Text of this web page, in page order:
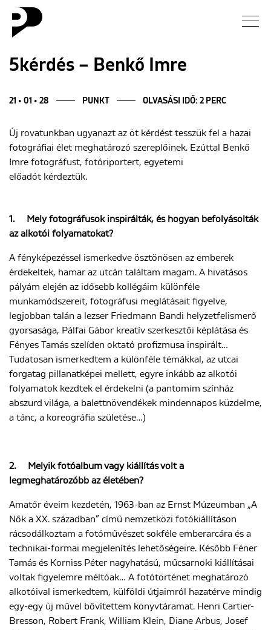
Hírek
Rólunk
ENGLISH
5kérdés – Benkő Imre
21 • 01 • 28 PUNKT OLVASÁSI IDŐ: 2 PERC
Új rovatunkban ugyanazt az öt kérdést tesszük fel a hazai
fotográfiai élet meghatározó szereplőinek. Ezúttal Benkő
Imre fotográfust, fotóriportert, egyetemi
előadót kérdeztük.
1.
Mely fotográfusok inspirálták, és hogyan befolyásolták
az alkotói folyamatokat?
A fényképezéssel ismerkedve ösztönösen az emberek
érdekeltek, hamar az utcán találtam magam. A hivatásos
pályám elején az idősebb kollégáim különféle
munkamódszereit, fotográfusi meglátásait figyelve,
legjobban talán a lezser Friedmann Bandi helyzetfelismerő
gyorsasága, Pálfai Gábor kreatív szerkesztői képlátása és
Fényes Tamás szelíden oktató profizmusa inspirált…
Tudatosan ismerkedtem a különféle témákkal, az utcai
forgatag pillanatképei mellett, egyre inkább az alkotói
folyamatok kezdtek el érdekelni (a pantomim színház
abszurd világa, a balettnövendékek mindennapos küzdelme,
a tánc, a koreográfia születése…)
2.
Melyik fotóalbum vagy kiállítás volt a
legmeghatározóbb az életében?
Amatőr éveim kezdetén, 1963-ban az Ernst Múzeumban „A
Nők a XX. században” című nemzetközi fotókiállításon
rácsodálkoztam a fotóművészet sokféle emberarcára és a
technikai-formai megjelenítés lehetőségeire. Később Féner
Tamás és Korniss Péter nagyhatású, műcsarnoki kiállításai
voltak figyelemre méltóak… A fotótörténet meghatározó
alkotóival ismerkedtem, külföldi útjaimról hazatérve mindig
egy-egy új művel bővítettem könyvtáramat. Henri Cartier-
Bresson, Robert Frank, William Klein, Diane Arbus, Josef